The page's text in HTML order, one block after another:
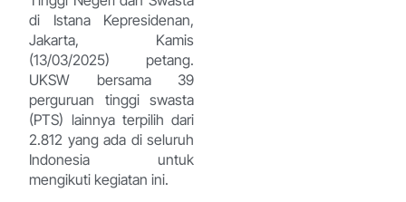
di Istana Kepresidenan,
Jakarta, Kamis
(13/03/2025) petang.
UKSW bersama 39
perguruan tinggi swasta
(PTS) lainnya terpilih dari
2.812 yang ada di seluruh
Indonesia untuk
mengikuti kegiatan ini.